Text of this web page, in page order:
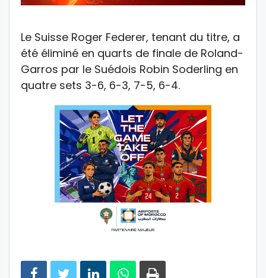
Le Suisse Roger Federer, tenant du titre, a
été éliminé en quarts de finale de Roland-
Garros par le Suédois Robin Soderling en
quatre sets 3-6, 6-3, 7-5, 6-4.